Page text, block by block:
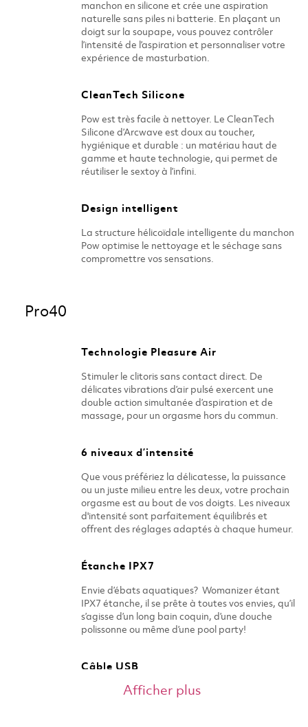
manchon en silicone et crée une aspiration
naturelle sans piles ni batterie. En plaçant un
doigt sur la soupape, vous pouvez contrôler
l’intensité de l’aspiration et personnaliser votre
expérience de masturbation.
CleanTech Silicone
Pow est très facile à nettoyer. Le CleanTech
Silicone d’Arcwave est doux au toucher,
hygiénique et durable : un matériau haut de
gamme et haute technologie, qui permet de
réutiliser le sextoy à l’infini.
Design intelligent
La structure hélicoïdale intelligente du manchon
Pow optimise le nettoyage et le séchage sans
compromettre vos sensations.
et garantir une hygiène parfaite.
Pro40
Technologie Pleasure Air
Stimuler le clitoris sans contact direct. De
délicates vibrations d’air pulsé exercent une
double action simultanée d’aspiration et de
massage, pour un orgasme hors du commun.
6 niveaux d’intensité
Que vous préfériez la délicatesse, la puissance
ou un juste milieu entre les deux, votre prochain
orgasme est au bout de vos doigts. Les niveaux
d'intensité sont parfaitement équilibrés et
offrent des réglages adaptés à chaque humeur.​
Étanche IPX7
Envie d’ébats aquatiques? Womanizer étant
IPX7 étanche, il se prête à toutes vos envies, qu’il
s’agisse d’un long bain coquin, d’une douche
polissonne ou même d’une pool party!
Câble USB
Le produit est livré avec un câble de chargement
Afficher plus